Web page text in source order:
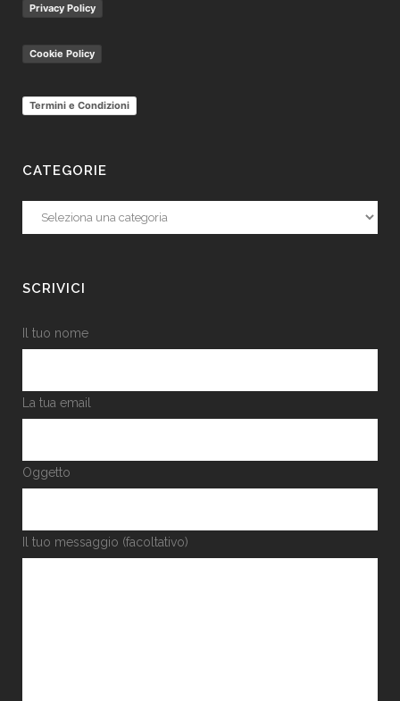
Privacy Policy
Cookie Policy
Termini e Condizioni
CATEGORIE
Categorie
SCRIVICI
Il tuo nome
La tua email
Oggetto
Il tuo messaggio (facoltativo)